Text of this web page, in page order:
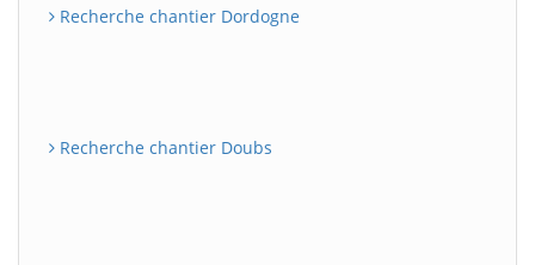
Recherche chantier Dordogne
Recherche chantier Doubs